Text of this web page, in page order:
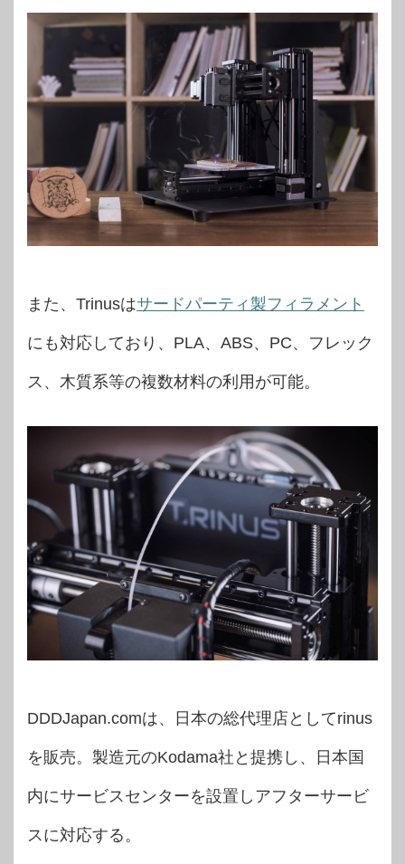
また、Trinusはサードパーティ製フィラメント
にも対応しており、PLA、ABS、PC、フレック
ス、木質系等の複数材料の利用が可能。
DDDJapan.comは、日本の総代理店としてrinus
を販売。製造元のKodama社と提携し、日本国
内にサービスセンターを設置しアフターサービ
スに対応する。